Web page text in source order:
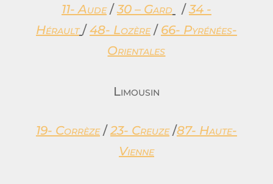
11- Aude / 30 – Gard / 34 -
Hérault / 48- Lozère / 66- Pyrénées-
Orientales
Limousin
19- Corrèze / 23- Creuze /87- Haute-
Vienne